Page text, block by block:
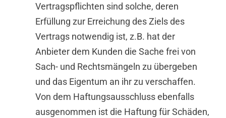
Vertragspflichten sind solche, deren
Erfüllung zur Erreichung des Ziels des
Vertrags notwendig ist, z.B. hat der
Anbieter dem Kunden die Sache frei von
Sach- und Rechtsmängeln zu übergeben
und das Eigentum an ihr zu verschaffen.
Von dem Haftungsausschluss ebenfalls
ausgenommen ist die Haftung für Schäden,